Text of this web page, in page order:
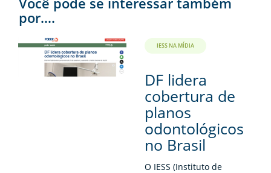
por....
IESS NA MÍDIA
DF lidera
cobertura de
planos
odontológicos
no Brasil
O IESS (Instituto de